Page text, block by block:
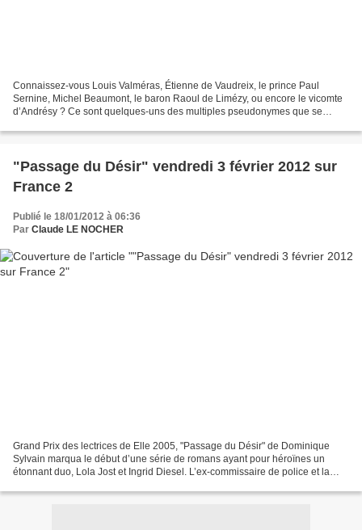
Connaissez-vous Louis Valméras, Étienne de Vaudreix, le prince Paul
Sernine, Michel Beaumont, le baron Raoul de Limézy, ou encore le vicomte
d’Andrésy ? Ce sont quelques-uns des multiples pseudonymes que se
"Passage du Désir" vendredi 3 février 2012 sur
France 2
Publié le 18/01/2012 à 06:36
Par Claude LE NOCHER
Grand Prix des lectrices de Elle 2005, "Passage du Désir" de Dominique
Sylvain marqua le début d’une série de romans ayant pour héroïnes un
étonnant duo, Lola Jost et Ingrid Diesel. L’ex-commissaire de police et la